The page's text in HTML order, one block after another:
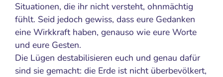
Situationen, die ihr nicht versteht, ohnmächtig
fühlt. Seid jedoch gewiss, dass eure Gedanken
eine Wirkkraft haben, genauso wie eure Worte
und eure Gesten.
Die Lügen destabilisieren euch und genau dafür
sind sie gemacht: die Erde ist nicht überbevölkert,